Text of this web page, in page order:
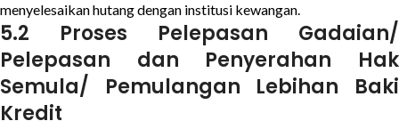
menyelesaikan hutang dengan institusi kewangan.
5.2 Proses Pelepasan Gadaian/
Pelepasan dan Penyerahan Hak
Semula/ Pemulangan Lebihan Baki
Kredit